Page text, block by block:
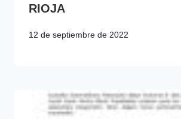
RIOJA
12 de septiembre de 2022